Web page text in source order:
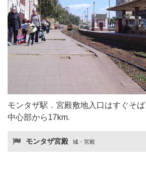
モンタザ駅．宮殿敷地入口はすぐそ
中心部から17km.
モンタザ宮殿 城・宮殿